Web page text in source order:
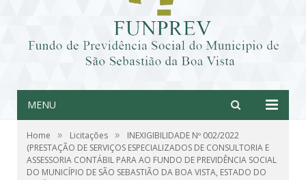
MENU
Home » Licitações »
INEXIGIBILIDADE Nº 002/2022
(PRESTAÇÃO DE SERVIÇOS ESPECIALIZADOS DE CONSULTORIA E
ASSESSORIA CONTÁBIL PARA AO FUNDO DE PREVIDÊNCIA SOCIAL
DO MUNICÍPIO DE SÃO SEBASTIÃO DA BOA VISTA, ESTADO DO